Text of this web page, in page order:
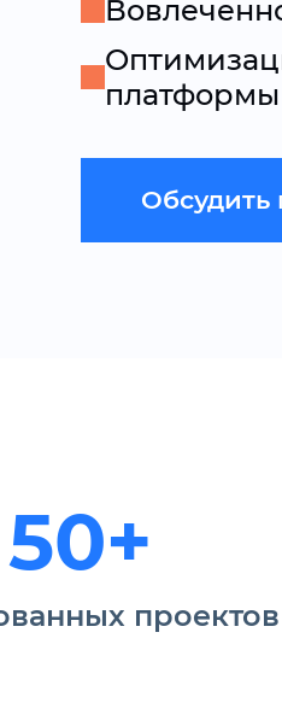
платформы
Обсудить
50+
проектов